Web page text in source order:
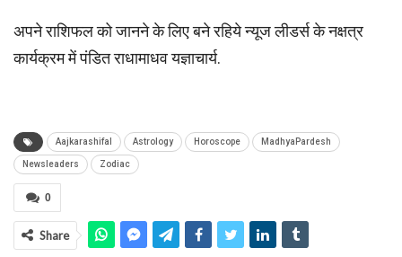
अपने राशिफल को जानने के लिए बने रहिये न्यूज लीडर्स के नक्षत्र
कार्यक्रम में पंडित राधामाधव यज्ञाचार्य.
Aajkarashifal Astrology Horoscope MadhyaPardesh
Newsleaders Zodiac
0
Share